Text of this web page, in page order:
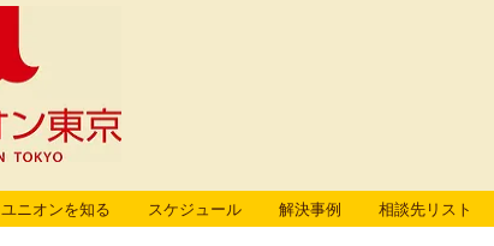
ユニオンを知る スケジュール 解決事例 相談先リスト